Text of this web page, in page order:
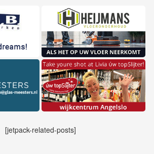
[jetpack-related-posts]